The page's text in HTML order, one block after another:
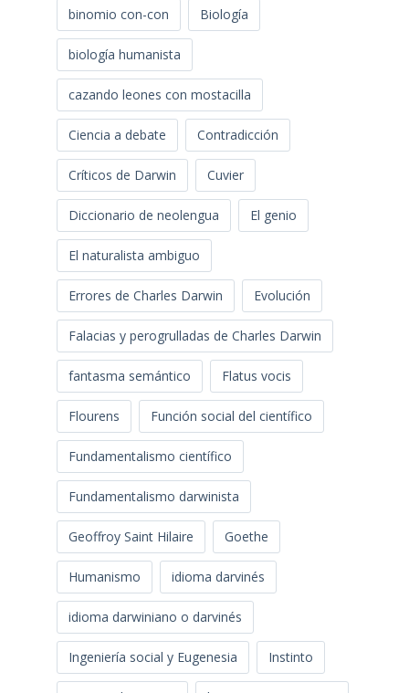
binomio con-con Biología
biología humanista
cazando leones con mostacilla
Ciencia a debate Contradicción
Críticos de Darwin Cuvier
Diccionario de neolengua El genio
El naturalista ambiguo
Errores de Charles Darwin Evolución
Falacias y perogrulladas de Charles Darwin
fantasma semántico Flatus vocis
Flourens Función social del científico
Fundamentalismo científico
Fundamentalismo darwinista
Geoffroy Saint Hilaire Goethe
Humanismo idioma darvinés
idioma darwiniano o darvinés
Ingeniería social y Eugenesia Instinto